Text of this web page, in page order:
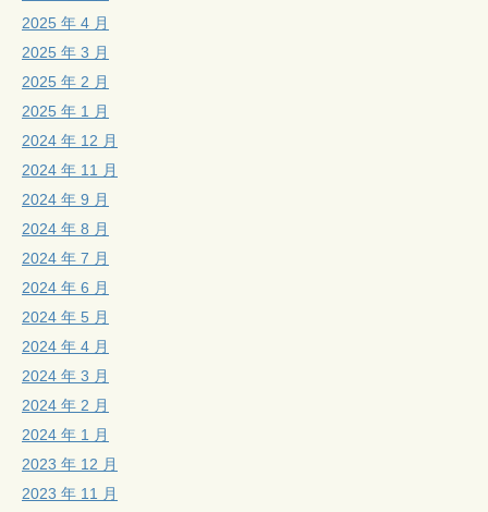
2025 年 4 月
2025 年 3 月
2025 年 2 月
2025 年 1 月
2024 年 12 月
2024 年 11 月
2024 年 9 月
2024 年 8 月
2024 年 7 月
2024 年 6 月
2024 年 5 月
2024 年 4 月
2024 年 3 月
2024 年 2 月
2024 年 1 月
2023 年 12 月
2023 年 11 月